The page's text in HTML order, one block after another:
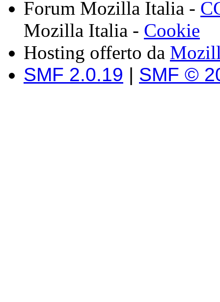
Forum Mozilla Italia -
Mozilla Italia - Cookie
Hosting offerto da
SMF 2.0.19 | SMF ©